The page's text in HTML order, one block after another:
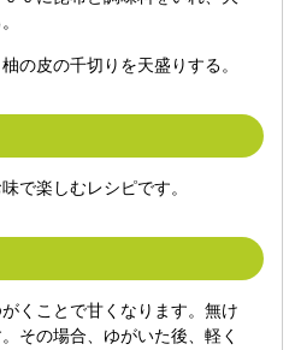
の皮の千切りを天盛りする。
で楽しむレシピです。
くことで甘くなります。無け
その場合、ゆがいた後、軽く